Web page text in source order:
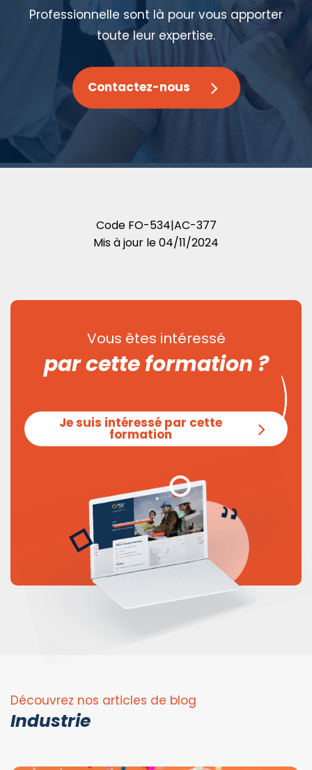
Professionnelle sont là pour vous apporter
toute leur expertise.
Contactez-nous
Code FO-534|AC-377
Mis à jour le04/11/2024
Vous êtes intéressé
par cette formation ?
Je suis intéressé par cette
formation
Découvrez nos articles de blog
Industrie